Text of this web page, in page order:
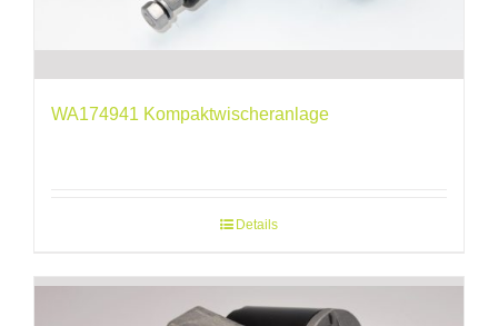
WA174941 Kompaktwischeranlage
Details